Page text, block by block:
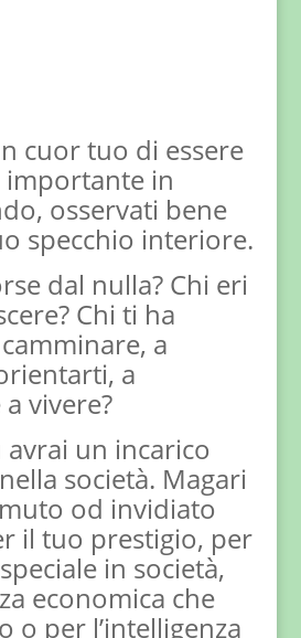
cuor tuo di essere
in
osservati bene
specchio interiore.
dal nulla? Chi eri
Chi ti ha
a
a
vivere?
un incarico
società. Magari
od invidiato
il tuo prestigio, per
in società,
economica che
o per l’intelligenza